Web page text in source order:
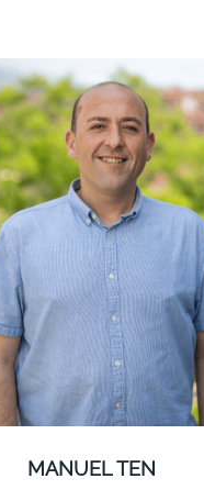
MANUEL TEN